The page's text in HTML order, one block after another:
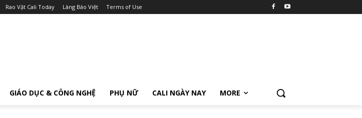
Rao Vặt Cali Today Làng Báo Việt Terms of Use
GIÁO DỤC & CÔNG NGHỆ PHỤ NỮ CALI NGÀY NAY MORE